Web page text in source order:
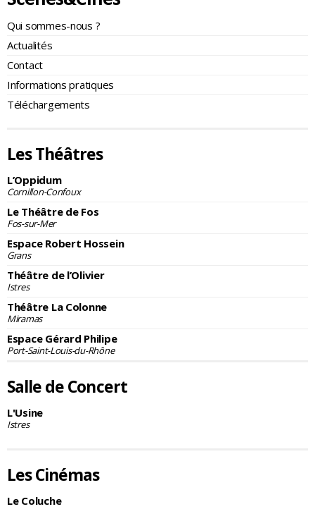
Qui sommes-nous ?
Actualités
Contact
Informations pratiques
Téléchargements
Les Théâtres
L’Oppidum
Cornillon-Confoux
Le Théâtre de Fos
Fos-sur-Mer
Espace Robert Hossein
Grans
Théâtre de l’Olivier
Istres
Théâtre La Colonne
Miramas
Espace Gérard Philipe
Port-Saint-Louis-du-Rhône
Salle de Concert
L'Usine
Istres
Les Cinémas
Le Coluche